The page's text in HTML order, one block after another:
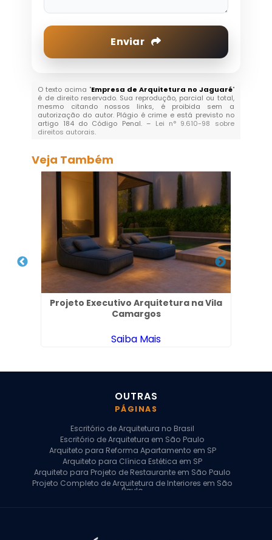
Enviar
O texto acima "Empresa de Arquitetura no Jaguaré"
é de direito reservado. Sua reprodução, parcial ou total,
mesmo citando nossos links, é proibida sem a
autorização do autor. Plágio é crime e está previsto no
artigo 184 do Código Penal. – Lei n° 9.610-98 sobre
direitos autorais.
Veja Também
Projeto Executivo Arquitetura na Vila
Camargos
Saiba Mais
OUTRAS
PÁGINAS
Escritório de Arquitetura no Brasil
Escritório de Arquitetura em São Paulo
Arquiteto para Reforma Apartamento em SP
Arquiteto para Clínica Estética em SP
Arquiteto para Projeto de Restaurante em São Paulo
Projeto Completo de Arquitetura de Interiores em São
Paulo